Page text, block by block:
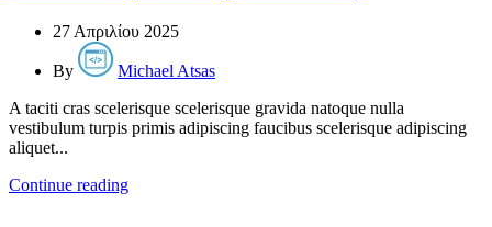
27 Απριλίου 2025
By
Michael Atsas
A taciti cras scelerisque scelerisque gravida natoque nulla
vestibulum turpis primis adipiscing faucibus scelerisque adipiscing
aliquet...
Continue reading